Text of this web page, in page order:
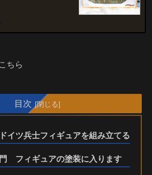
ちら
目次
イツ兵士フィギュアを組み立てる
フィギュアの塗装に入ります